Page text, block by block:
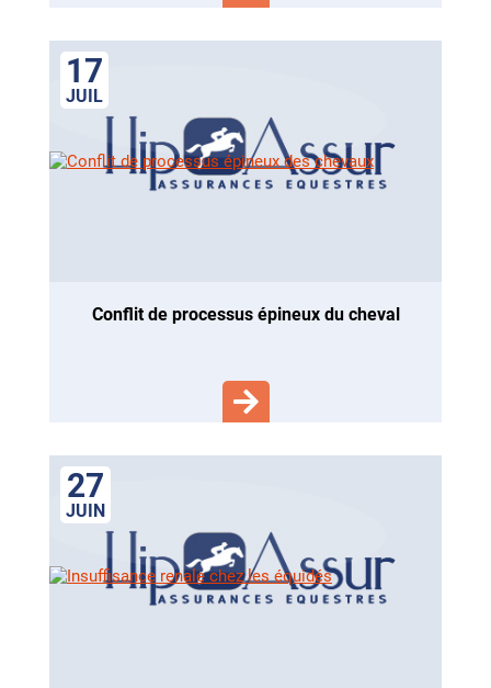
17
JUIL
conflit de processus épineux du cheval
27
JUIN